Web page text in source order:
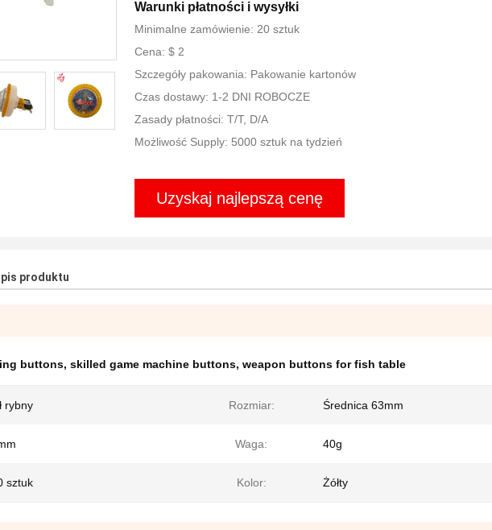
Warunki płatności i wysyłki
Minimalne zamówienie: 20 sztuk
Cena: $ 2
Szczegóły pakowania: Pakowanie kartonów
Czas dostawy: 1-2 DNI ROBOCZE
Zasady płatności: T/T, D/A
Możliwość Supply: 5000 sztuk na tydzień
Uzyskaj najlepszą cenę
produktu
buttons, skilled game machine buttons, weapon buttons for fish table
rybny Rozmiar: Średnica 63mm
Waga: 40g
sztuk Kolor: Żółty